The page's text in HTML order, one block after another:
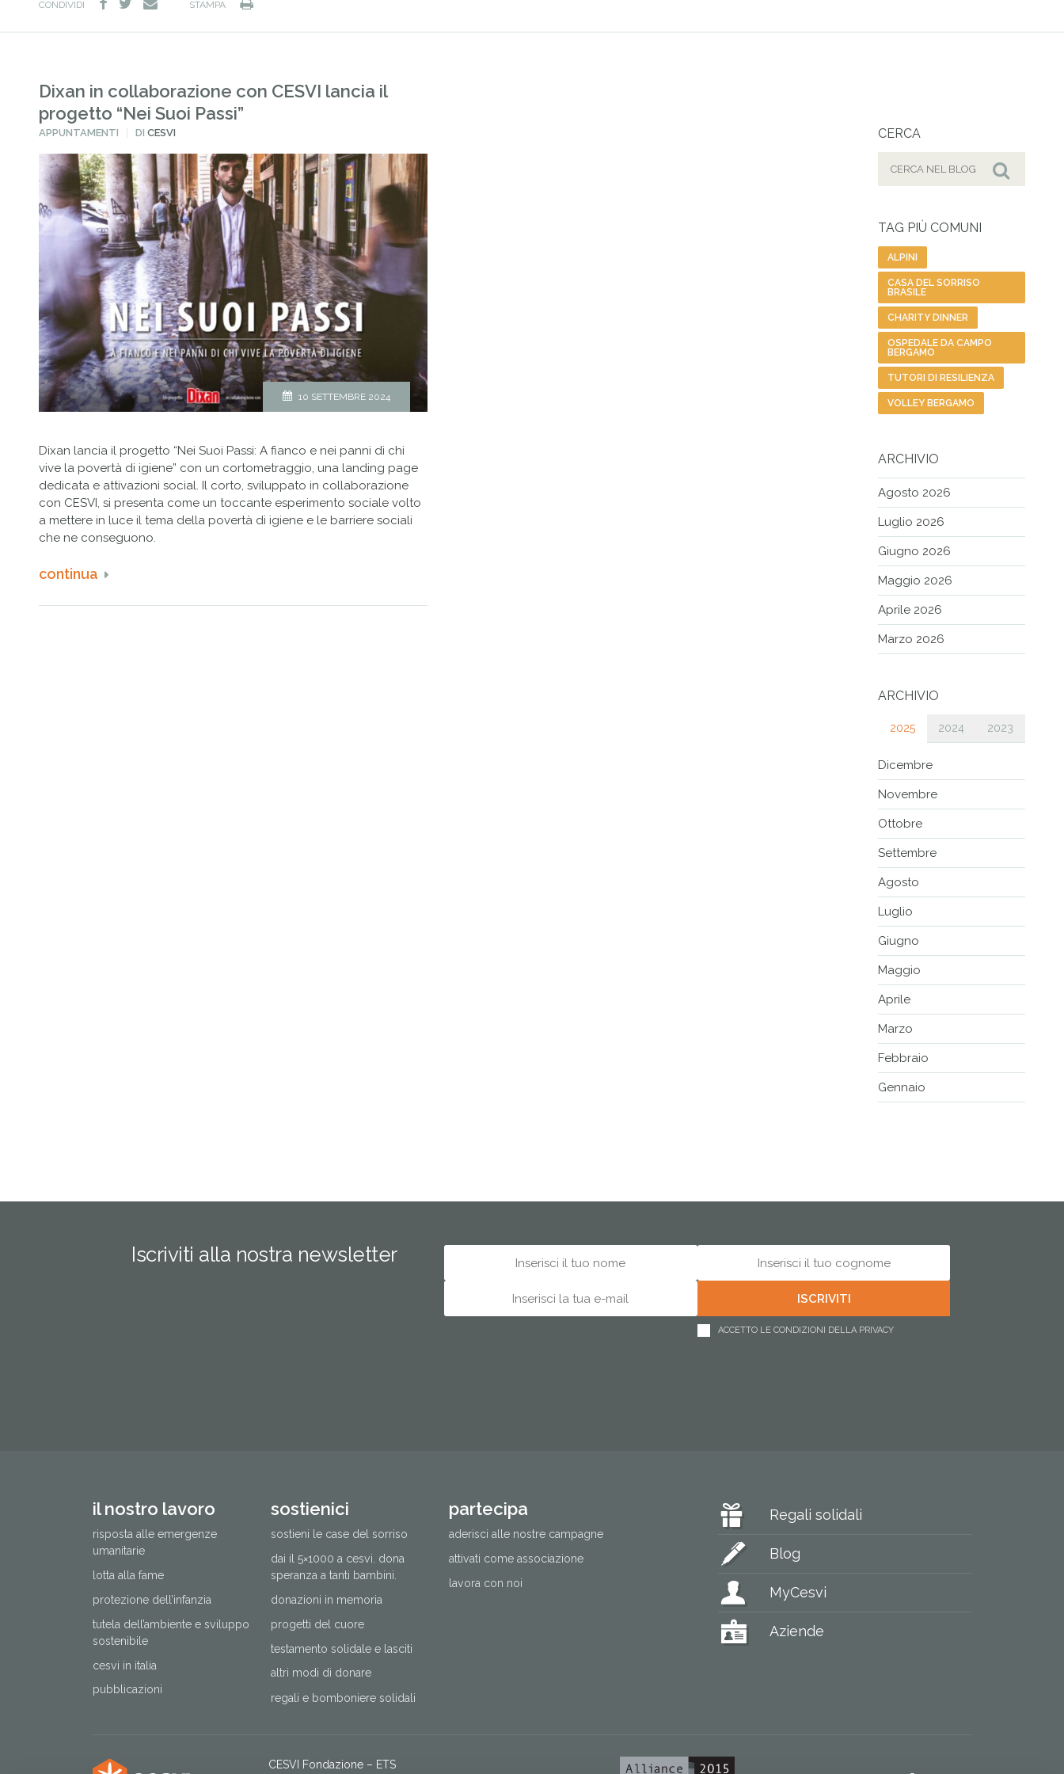
CONDIVIDI
e-
STAMPA
Dixan in collaborazione con CESVI lancia il
progetto “Nei Suoi Passi”
PUBBLICATO
APPUNTAMENTI DICESVI
10 SETTEMBRE 2024
Dixan lancia il progetto “Nei Suoi Passi: A fianco e nei panni di chi
vive la povertà di igiene” con un cortometraggio, una landing page
dedicata e attivazioni social. Il corto, sviluppato in collaborazione
con CESVI, si presenta come un toccante esperimento sociale volto
a mettere in luce il tema della povertà di igiene e le barriere sociali
che ne conseguono.
continua
CERCA
Cerca
TAG PIÙ COMUNI
ALPINI
CASA DEL SORRISO
BRASILE
CHARITY DINNER
OSPEDALE DA CAMPO
BERGAMO
TUTORI DI RESILIENZA
VOLLEY BERGAMO
ARCHIVIO
Agosto 2026
Luglio 2026
Giugno 2026
Maggio 2026
Aprile 2026
Marzo 2026
ARCHIVIO
2025 2024 2023
Dicembre
Novembre
Ottobre
Settembre
Agosto
Luglio
Giugno
Maggio
Aprile
Marzo
Febbraio
Gennaio
Iscriviti alla nostra newsletter
ACCETTO LE CONDIZIONI DELLA PRIVACY
il nostro lavoro
risposta alle emergenze
umanitarie
lotta alla fame
protezione dell’infanzia
tutela dell’ambiente e sviluppo
sostenibile
cesvi in italia
pubblicazioni
sostienici
sostieni le case del sorriso
dai il 5×1000 a cesvi. dona
speranza a tanti bambini.
donazioni in memoria
progetti del cuore
testamento solidale e lasciti
altri modi di donare
regali e bomboniere solidali
partecipa
aderisci alle nostre campagne
attivati come associazione
lavora con noi
Regali solidali
Blog
MyCesvi
Aziende
CESVI Fondazione – ETS